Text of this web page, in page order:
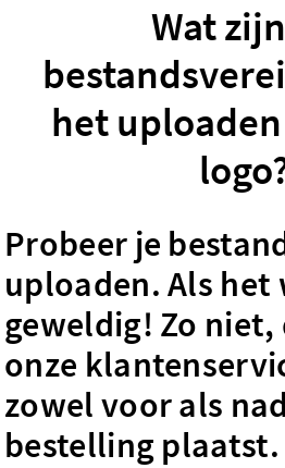
Wat
het
Probeer je
uploaden. Als het
geweldig! Zo niet,
onze
zowel voor als
bestelling plaatst.